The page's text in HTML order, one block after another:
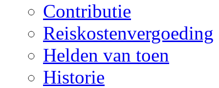
Contributie
Reiskostenvergoeding
Helden van toen
Historie